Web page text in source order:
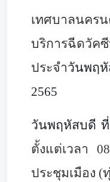
เทศบาลนค
บริการฉีดวัค
ประจำวันพฤ
2565
วันพฤหัสบดี ที่
ตั้งแต่เวลา
ประชุมเมือง (